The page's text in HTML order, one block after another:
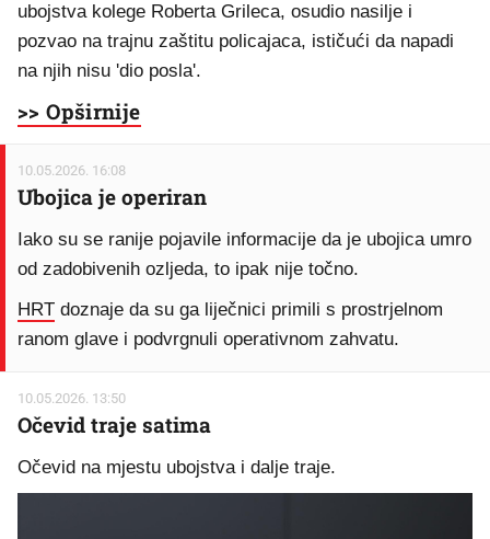
ubojstva kolege Roberta Grileca, osudio nasilje i
pozvao na trajnu zaštitu policajaca, ističući da napadi
na njih nisu 'dio posla'.
>> Opširnije
10.05.2026. 16:08
Ubojica je operiran
Iako su se ranije pojavile informacije da je ubojica umro
od zadobivenih ozljeda, to ipak nije točno.
HRT doznaje da su ga liječnici primili s prostrjelnom
ranom glave i podvrgnuli operativnom zahvatu.
10.05.2026. 13:50
Očevid traje satima
Očevid na mjestu ubojstva i dalje traje.